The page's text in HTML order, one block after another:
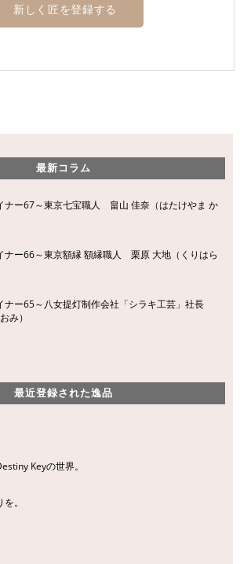
新しく匠を登録する
最新コラム
ナー67～東京七宝職人 畠山 佳奈（はたけやま か
ナー66～東京額縁 額縁職人 栗原 大地（くりはら
ナー65～八女提灯制作会社「シラキ工芸」社長
み）
最近登録された逸品
Keyの世界。
。